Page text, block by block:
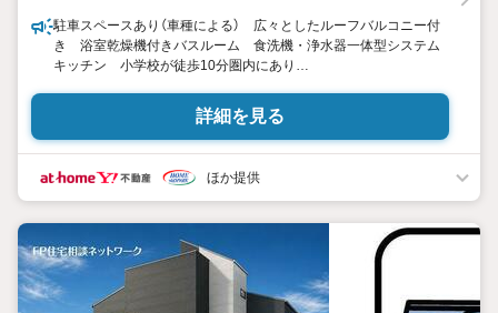
駐車スペースあり（車種による） 広々としたルーフバルコニー付
き 浴室乾燥機付きバスルーム 食洗機・浄水器一体型システム
キッチン 小学校が徒歩10分圏内にあり
東宝ハウス町田はまず、お客様一人一人を知り、理解することか
お客様のお話をきちんとお聞きし、しっかり話し合う「心」のコミ
様にベストな「住まい」をご提案をすることができるのです。
インターネット予約で当日見学が可能！
（1）［室内・現地を見学する］をクリック
（2）本日4日以内をご希望の方は
「ご要望・ご質問欄」に希望日時をご記入ください！
詳細を見る
ほか提供